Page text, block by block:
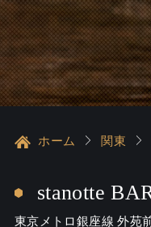
ホーム 関東
stanotte
東京メトロ銀座線 外苑